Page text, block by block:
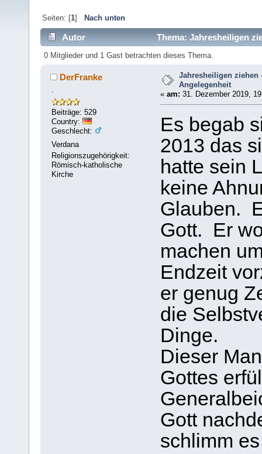
Seiten: [1] Nach unten
Autor Thema: Jahresheiligen
0 Mitglieder und 1 Gast betrachten dieses Thema.
DerFranke
Beiträge: 529
Country:
Geschlecht:
Verdana
Religionszugehörigkeit:
Römisch-katholische
Kirche
Jahresheiligen ziehen
Angelegenheit
« am: 31. Dezember 2019,
Es begab
2013 das
hatte sein
keine
Glauben.
Gott. Er
machen
Endzeit
er genug
die
Dinge.
Dieser
Gottes
Gott
schlimm